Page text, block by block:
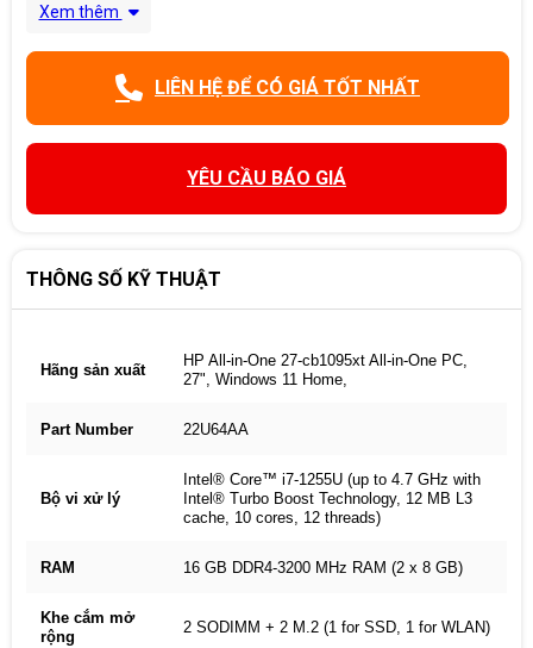
Xem thêm
LIÊN HỆ ĐỂ CÓ GIÁ TỐT NHẤT
YÊU CẦU BÁO GIÁ
THÔNG SỐ KỸ THUẬT
Hãng sản xuất
HP All-in-One 27-cb1095xt All-in-One PC,
27", Windows 11 Home,
Part Number 22U64AA
Bộ vi xử lý
Intel® Core™ i7-1255U (up to 4.7 GHz with
Intel® Turbo Boost Technology, 12 MB L3
cache, 10 cores, 12 threads)
RAM 16 GB DDR4-3200 MHz RAM (2 x 8 GB)
Khe cắm mở
rộng
2 SODIMM + 2 M.2 (1 for SSD, 1 for WLAN)